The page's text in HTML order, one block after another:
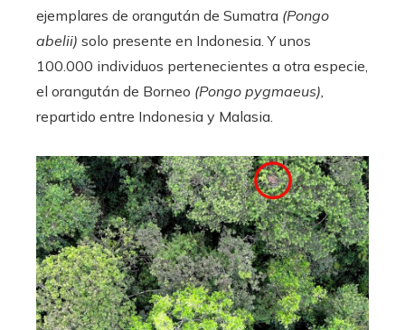
ejemplares de orangután de Sumatra (Pongo
abelii) solo presente en Indonesia. Y unos
100.000 individuos pertenecientes a otra especie,
el orangután de Borneo (Pongo pygmaeus),
repartido entre Indonesia y Malasia.